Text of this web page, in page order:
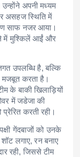
अपनी मध्यम
असहज स्थिति में
साफ नजर आया।
में मुश्किलें आईं और
उपलब्धि है, बल्कि
मजबूत करता है।
के बाकी खिलाड़ियों
में जडेजा की
करती रही।
गेंदबाजों को उनके
लगाए, रन बनाए
रही, जिससे टीम